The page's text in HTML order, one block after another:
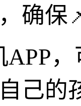
确保
APP
己的